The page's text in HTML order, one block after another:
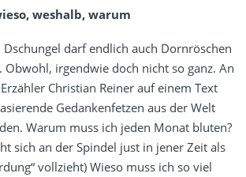
weshalb, warum
darf endlich auch Dornröschen
irgendwie doch nicht so ganz. An
Christian Reiner auf einem Text
Gedankenfetzen aus der Welt
Warum muss ich jeden Monat bluten?
sich an der Spindel just in jener Zeit als
vollzieht) Wieso muss ich so viel